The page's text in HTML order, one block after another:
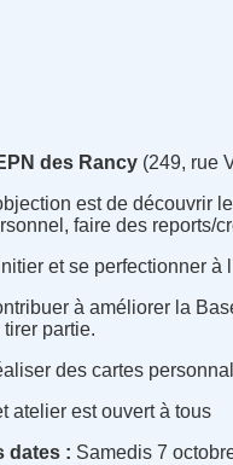
des Rancy (249, rue
est de découvrir
faire des reports/
et se perfectionner
à améliorer la
tirer partie.
des cartes
atelier est ouvert à tous
dates : Samedis 7